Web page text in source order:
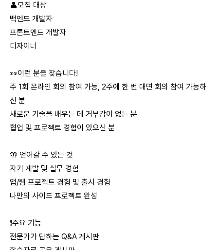
👤모집 대상
백엔드 개발자
프론트엔드 개발자
디자이너
👀이런 분을 찾습니다!
주 1회 온라인 회의 참여 가능, 2주에 한 번 대면 회의 참여 가능하
신 분
새로운 기술을 배우는 데 거부감이 없는 분
협업 및 프로젝트 경험이 있으신 분
🤲 얻어갈 수 있는 것
자기 계발 및 실무 경험
앱/웹 프로젝트 경험 및 출시 경험
나만의 사이드 프로젝트 완성
❗주요 기능
전문가가 답하는 Q&A 게시판